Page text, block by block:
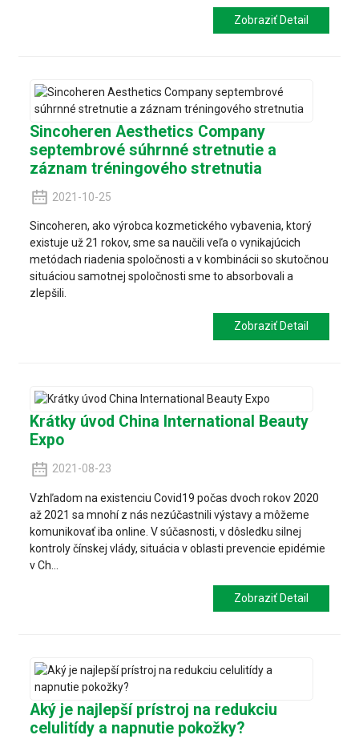
Zobraziť Detail
Sincoheren Aesthetics Company
septembrové súhrnné stretnutie a
záznam tréningového stretnutia
2021-10-25
Sincoheren, ako výrobca kozmetického vybavenia, ktorý
existuje už 21 rokov, sme sa naučili veľa o vynikajúcich
metódach riadenia spoločnosti a v kombinácii so skutočnou
situáciou samotnej spoločnosti sme to absorbovali a
zlepšili.
Zobraziť Detail
Krátky úvod China International Beauty
Expo
2021-08-23
Vzhľadom na existenciu Covid19 počas dvoch rokov 2020
až 2021 sa mnohí z nás nezúčastnili výstavy a môžeme
komunikovať iba online. V súčasnosti, v dôsledku silnej
kontroly čínskej vlády, situácia v oblasti prevencie epidémie
v Ch...
Zobraziť Detail
Aký je najlepší prístroj na redukciu
celulitídy a napnutie pokožky?